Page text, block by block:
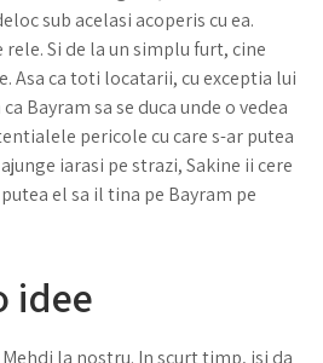
sub acelasi acoperis cu ea.
rele. Si de la un simplu furt, cine
Asa ca toti locatarii, cu exceptia lui
Bayram sa se duca unde o vedea
pericole cu care s-ar putea
iarasi pe strazi, Sakine ii cere
el sa il tina pe Bayram pe
idee
la nostru. In scurt timp, isi da